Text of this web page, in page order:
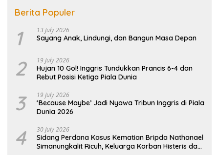
Berita Populer
1 13 July 2026
Sayang Anak, Lindungi, dan Bangun Masa Depan
2 19 July 2026
Hujan 10 Gol! Inggris Tundukkan Prancis 6-4 dan
Rebut Posisi Ketiga Piala Dunia
3 19 July 2026
‘Because Maybe’ Jadi Nyawa Tribun Inggris di Piala
Dunia 2026
4 30 July 2026
Sidang Perdana Kasus Kematian Bripda Nathanael
Simanungkalit Ricuh, Keluarga Korban Histeris dan